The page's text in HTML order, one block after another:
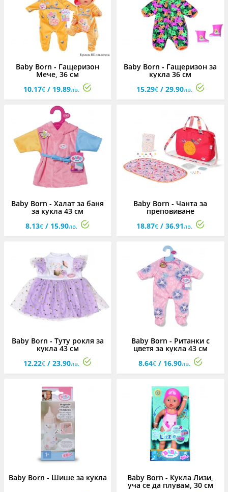
Baby Born - Гащеризон
Мече, 36 см
10.17€ / 19.89лв.
Baby Born - Гащеризон за
кукла 36 см
15.29€/ 29.90лв.
Baby Born - Халат за баня
за кукла 43 см
8.13€ / 15.90лв.
Baby Born - Чанта за
преповиване
18.87€/ 36.91лв.
Baby Born - Туту рокля за
кукла 43 см
12.22€ / 23.90лв.
Baby Born - Ританки с
цветя за кукла 43 см
8.64€/ 16.90лв.
Baby Born - Шише за кукла Baby Born - Кукла Лизи,
уча се да плувам, 30 см